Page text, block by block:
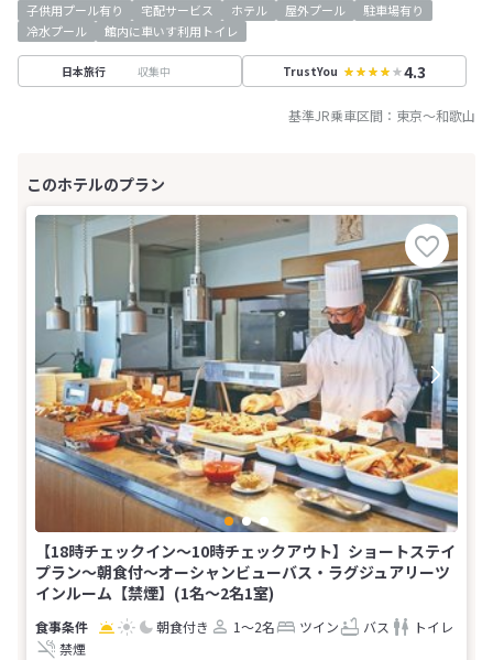
子供用プール有り 宅配サービス ホテル 屋外プール
駐車場有り
冷水プール
館内に車いす利用トイレ
日本旅行 収集中 TrustYou 4.3
基準JR乗車区間： 東京～和歌山
【18時チェックイン〜10時チェックアウト】ショートステイ
プラン〜朝食付〜オーシャンビューバス・ラグジュアリーツ
インルーム【禁煙】(1名～2名1室)
朝食付き 1～2名 ツイン バス
トイレ
禁煙